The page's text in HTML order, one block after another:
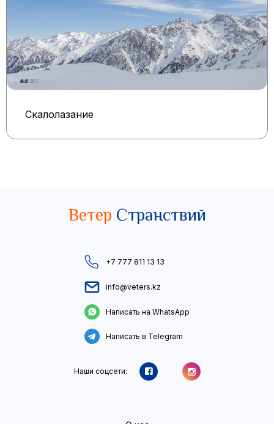
Скалолазание
Ветер Странствий
+7 777 811 13 13
info@veters.kz
Написать на WhatsApp
Написать в Telegram
Наши соцсети: